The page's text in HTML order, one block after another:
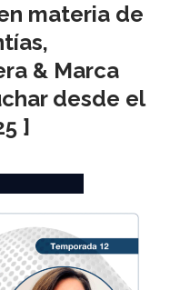
materia de
& Marca
desde el
]